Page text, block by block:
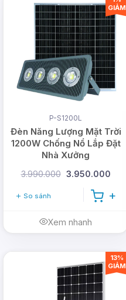
P-S1200L
Đèn Năng Lượng Mặt Trời
1200W Chống Nổ Lắp Đặt
Nhà Xưởng
3.990.000 3.950.000
So sánh
Xem nhanh
GIẢM
13%
GIẢM